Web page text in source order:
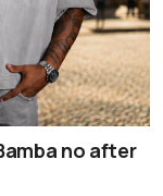
no after